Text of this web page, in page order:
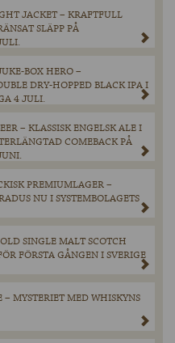
JACKET – KRAFTFULL
SLÄPP PÅ
BOX HERO –
DRY-HOPPED BLACK IPA I
4 JULI.
– KLASSISK ENGELSK ALE I
COMEBACK PÅ
PREMIUMLAGER –
NU I SYSTEMBOLAGETS
SINGLE MALT SCOTCH
FÖRSTA GÅNGEN I SVERIGE
– MYSTERIET MED WHISKYNS